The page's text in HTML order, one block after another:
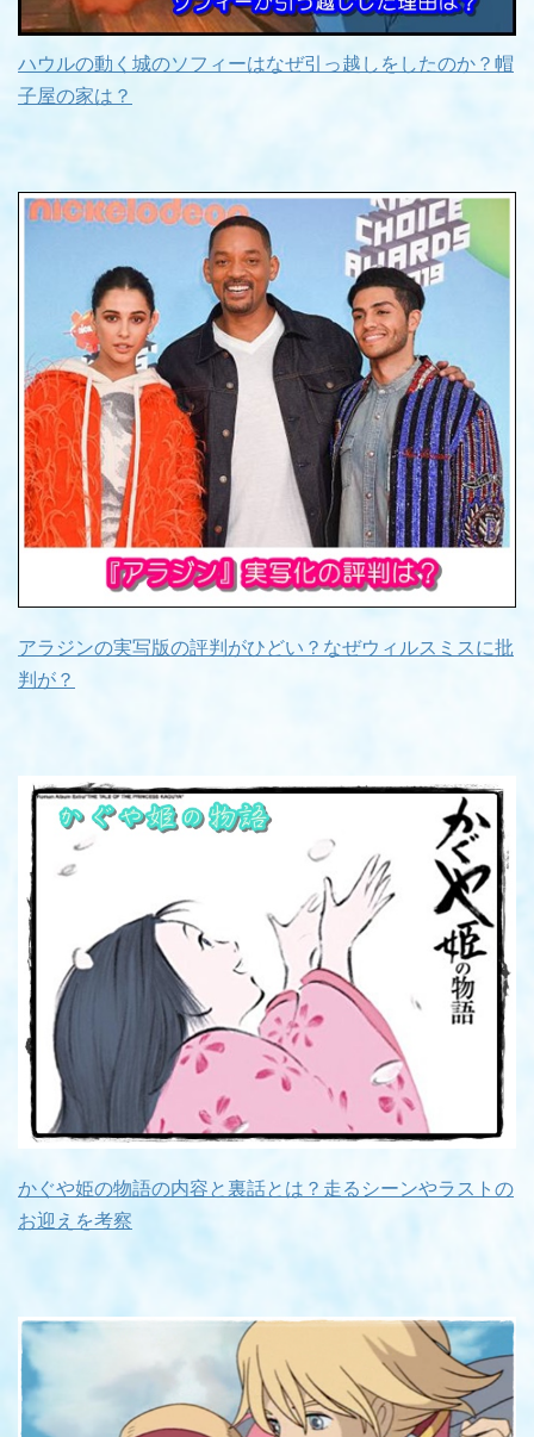
ハウルの動く城のソフィーはなぜ引っ越しをしたのか？帽
子屋の家は？
アラジンの実写版の評判がひどい？なぜウィルスミスに批
判が？
かぐや姫の物語の内容と裏話とは？走るシーンやラストの
お迎えを考察